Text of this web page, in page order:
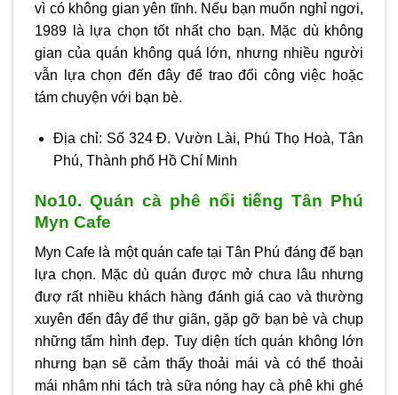
vì có không gian yên tĩnh. Nếu bạn muốn nghỉ ngơi,
1989 là lựa chọn tốt nhất cho bạn. Mặc dù không
gian của quán không quá lớn, nhưng nhiều người
vẫn lựa chọn đến đây để trao đổi công việc hoặc
tám chuyện với bạn bè.
Địa chỉ: Số 324 Đ. Vườn Lài, Phú Thọ Hoà, Tân
Phú, Thành phố Hồ Chí Minh
No10. Quán cà phê nổi tiếng Tân Phú
Myn Cafe
Myn Cafe là một quán cafe tại Tân Phú đáng để bạn
lựa chọn. Mặc dù quán được mở chưa lâu nhưng
đượ rất nhiều khách hàng đánh giá cao và thường
xuyên đến đây để thư giãn, gặp gỡ bạn bè và chụp
những tấm hình đẹp. Tuy diện tích quán không lớn
nhưng bạn sẽ cảm thấy thoải mái và có thể thoải
mái nhâm nhi tách trà sữa nóng hay cà phê khi ghé